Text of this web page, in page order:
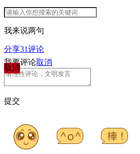
我来说两句
分享31评论
取消
我要评论取消
提交